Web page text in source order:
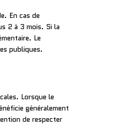
En cas de
2 à 3 mois. Si la
Le
publiques.
Lorsque le
généralement
de respecter